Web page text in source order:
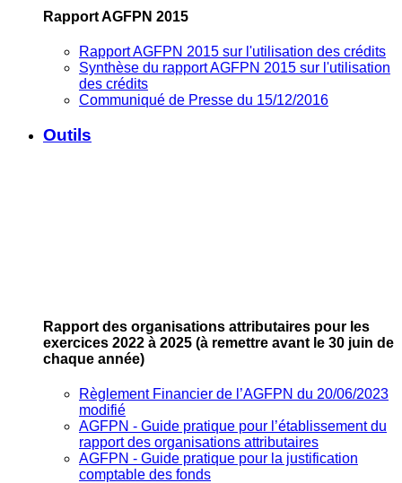
Rapport AGFPN 2015
Rapport AGFPN 2015 sur l'utilisation des crédits
Synthèse du rapport AGFPN 2015 sur l'utilisation
des crédits
Communiqué de Presse du 15/12/2016
Outils
Rapport des organisations attributaires pour les
exercices 2022 à 2025 (à remettre avant le 30 juin de
chaque année)
Règlement Financier de l’AGFPN du 20/06/2023
modifié
AGFPN ‐ Guide pratique pour l’établissement du
rapport des organisations attributaires
AGFPN ‐ Guide pratique pour la justification
comptable des fonds